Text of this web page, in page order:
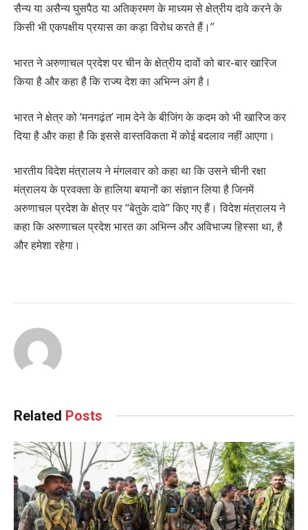
सैन्य या असैन्य घुसपैठ या अतिक्रमण के माध्यम से क्षेत्रीय दावे करने के
किसी भी एकपक्षीय प्रयास का कड़ा विरोध करते हैं।’’
भारत ने अरुणाचल प्रदेश पर चीन के क्षेत्रीय दावों को बार-बार खारिज
किया है और कहा है कि राज्य देश का अभिन्न अंग है।
भारत ने क्षेत्र को ‘मनगढ़ंत’ नाम देने के बीजिंग के कदम को भी खारिज कर
दिया है और कहा है कि इससे वास्तविकता में कोई बदलाव नहीं आएगा।
भारतीय विदेश मंत्रालय ने मंगलवार को कहा था कि उसने चीनी रक्षा
मंत्रालय के प्रवक्ता के हालिया बयानों का संज्ञान लिया है जिनमें
अरुणाचल प्रदेश के क्षेत्र पर ‘‘बेतुके दावे’’ किए गए हैं। विदेश मंत्रालय ने
कहा कि अरुणाचल प्रदेश भारत का अभिन्न और अविभाज्य हिस्सा था, है
और हमेशा रहेगा।
Related Posts